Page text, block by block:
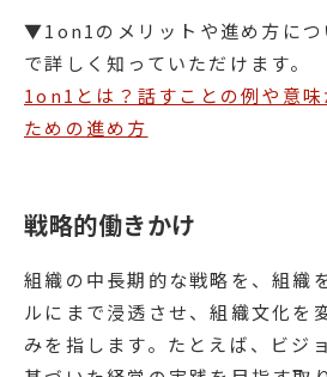
▼1on1のメリットや進め方につ
で詳しく知っていただけます。
1on1とは？話すことの例や意
ための進め方
戦略的働きかけ
組織の中長期的な戦略を、組織
ルにまで浸透させ、組織文化を
みを指します。たとえば、ビジ